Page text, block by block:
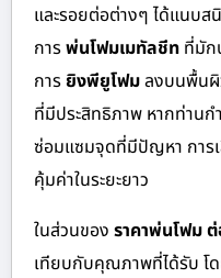
และรอยต่อต่างๆ ได้แนบส
การพ่นโฟมเมทัลชีท ที่มัก
การยิงพียูโฟมลงบนพื้นผิ
ที่มีประสิทธิภาพ หากท่านก
ซ่อมแซมจุดที่มีปัญหา การ
คุ้มค่าในระยะยาว
ในส่วนของ ราคาพ่นโฟม ต่
เทียบกับคุณภาพที่ได้รับ โ